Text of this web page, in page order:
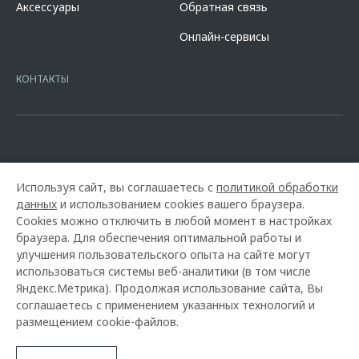
кредита в разделе «Кредит на покупку автомобиля у дилера» на
Кредит предоставляет АО Альфа-Банк. ИНН
16.01.2015. Предложение ограничено и не является публичной
Аксессуары
Обратная связь
Онлайн-сервисы
КОНТАКТЫ
Горячая линия OMODA: +7 (3953) 48-05-55
© 2026 ПРОСПЕРИТИ
Используя сайт, вы соглашаетесь с политикой обработки
данных и использованием cookies вашего браузера.
Cookies можно отключить в любой момент в настройках
браузера. Для обеспечения оптимальной работы и
улучшения пользовательского опыта на сайте могут
использоваться системы веб-аналитики (в том числе
Яндекс.Метрика). Продолжая использование сайта, Вы
соглашаетесь с применением указанных технологий и
размещением cookie-файлов.